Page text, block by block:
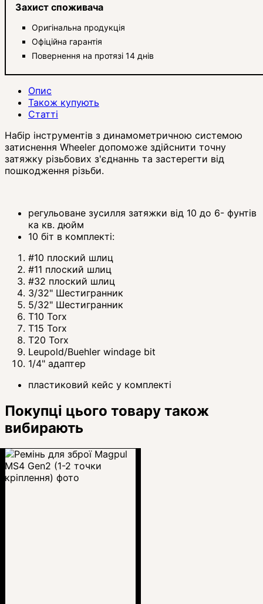
Захист споживача
Оригінальна продукція
Офіційна гарантія
Повернення на протязі 14 днів
Опис
Також купують
Статті
Набір інструментів з динамометричною системою
затиснення Wheeler допоможе здійснити точну
затяжку різьбових з'єднаннь та застерегти від
пошкодження різьби.
регульоване зусилля затяжки від 10 до 6- фунтів
ка кв. дюйм
10 біт в комплекті:
#10 плоский шлиц
#11 плоский шлиц
#32 плоский шлиц
3/32" Шестигранник
5/32" Шестигранник
T10 Torx
T15 Torx
T20 Torx
Leupold/Buehler windage bit
1/4" адаптер
пластиковий кейс у комплекті
Покупці цього товару також
вибирають